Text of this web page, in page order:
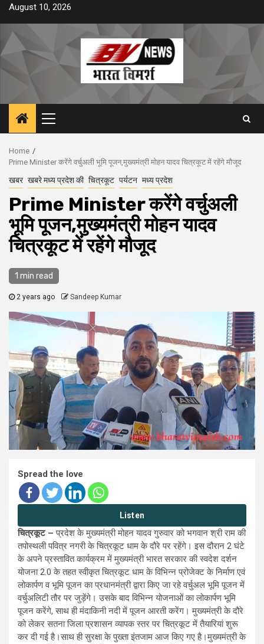
Skip
content
August 10, 2026
Primary
Menu
Home
Prime Minister करेंगे वर्चुअली भूमि पूजन,मुख्यमंत्री मोहन यादव चित्रकूट में रहेंगे मौजूद
खबर खबरे मध्य प्रदेश की चित्रकूट पर्यटन मध्य प्रदेश
Prime Minister करेंगे वर्चुअली
भूमि पूजन,मुख्यमंत्री मोहन यादव
चित्रकूट में रहेंगे मौजूद
1 min read
2 years ago Sandeep Kumar
Spread the love
Listen
चित्रकूट –प्रदेश के मुख्यमंत्री मोहन यादव गुरुवार को भगवान श्री राम की
तपोस्थली पवित्र नगरी के चित्रकूट धाम के दौरे पर रहेंगे। इस दौरान 2 घंटे
के अपने प्रस्तावित कार्यक्रम में मुख्यमंत्री भारत सरकार की स्वदेश दर्शन
योजना 2.0 के तहत स्वीकृत चित्रकूट धाम के विभिन्न प्रोजेक्ट के निर्माण एवं
लोकार्पण व भूमि पूजन का प्रधानमंत्री द्वारा किए जा रहे वर्चुअल भूमि पूजन में
वर्चुअलिटी तौर पर जुड़ेंगे। उसके बाद विभिन्न योजनाओं का लोकार्पण भूमि
पूजन करेंगे, साथ ही मंदाकिनी नदी में पूजन आरती करेंग। मुख्यमंत्री के दौरे
को लेकर सतना जिला प्रशासन व्यापक स्तर पर चित्रकूट में तैयारियां शुरू
कर दी गई है।साथ ही सुरक्षा के पुख्ता इंतजाम आज किए गए है।मुख्यमंत्री के